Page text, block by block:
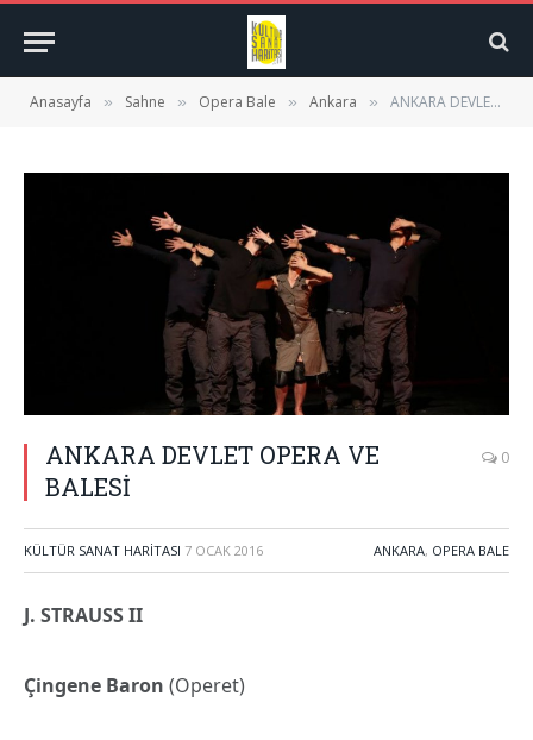
Anasayfa » Sahne » Opera Bale » Ankara » ANKARA DEVLET OPERA VE BALESİ
ANKARA DEVLET OPERA VE
BALESİ
0
KÜLTÜR SANAT HARITASI 7 OCAK 2016 ANKARA, OPERA BALE
J. STRAUSS II
Çingene Baron (Operet)